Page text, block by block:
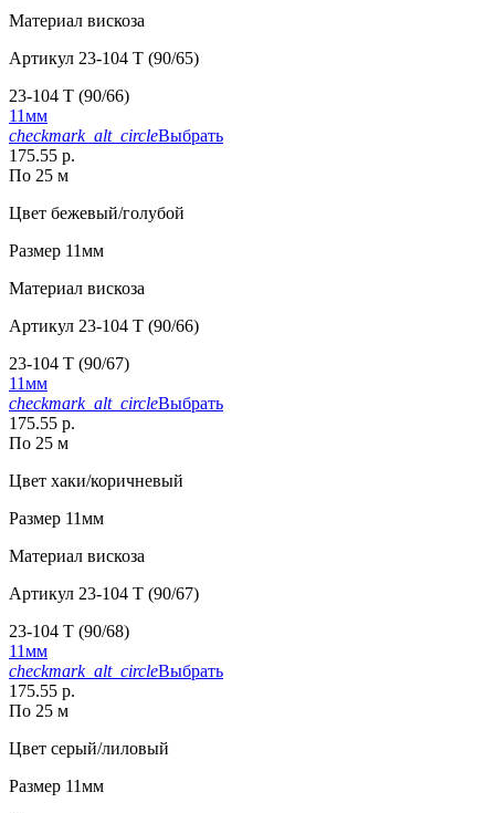
Материал вискоза
Артикул 23-104 T (90/65)
23-104 T (90/66)
11мм
checkmark_alt_circleВыбрать
175.55 р.
По 25 м
Цвет бежевый/голубой
Размер 11мм
Материал вискоза
Артикул 23-104 T (90/66)
23-104 T (90/67)
11мм
checkmark_alt_circleВыбрать
175.55 р.
По 25 м
Цвет хаки/коричневый
Размер 11мм
Материал вискоза
Артикул 23-104 T (90/67)
23-104 T (90/68)
11мм
checkmark_alt_circleВыбрать
175.55 р.
По 25 м
Цвет серый/лиловый
Размер 11мм